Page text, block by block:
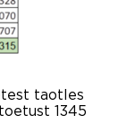
taotles
1345